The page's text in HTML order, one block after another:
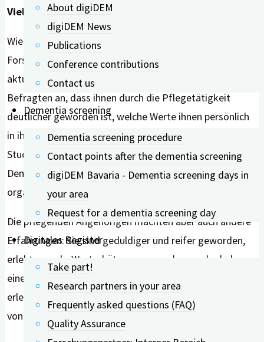
About digiDEM
digiDEM News
Publications
Conference contributions
Contact us
Dementia screening
Dementia screening procedure
Contact points after the dementia screening
digiDEM Bavaria - Dementia screening days in
your area
Request for a dementia screening day
Digitales Register
Take part!
Research partners in your area
Frequently asked questions (FAQ)
Quality Assurance
Vielfältige Zugewinne
Wie vielfältig die Zugewinne sind, hat das
Forschendenteam rund um Dr. Anna Pendergrass in ihrer
aktuellen Studie aufgezeigt. So gaben 61,7 Prozent der
Befragten an, dass ihnen durch die Pflegetätigkeit
deutlicher geworden ist, welche Werte ihnen persönlich
in ihrem Leben wichtig sind. Mehr als die Hälfte der
Studienteilnehmenden hat „viel dazu gelernt“.
Demgegenüber berichteten 41 Prozent, ihre Zeit besser
organisieren zu können.
Die pflegenden Angehörigen machten aber auch andere
Erfahrungen: Sie sind geduldiger und reifer geworden,
erlebten mehr Wertschätzung von anderen oder haben
eine positivere Lebenseinstellung gewonnen. Zudem
erleben die Pflegenden die Zugewinne völlig unabhängig
von der Belastung und der Dauer der Pflege.